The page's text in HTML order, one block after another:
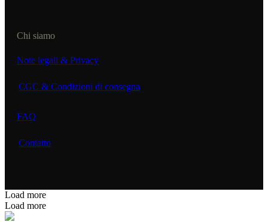
Chi siamo
Note legali & Privacy
CGC & Condizioni di consegna
FAQ
Contatto
Load more
Load more